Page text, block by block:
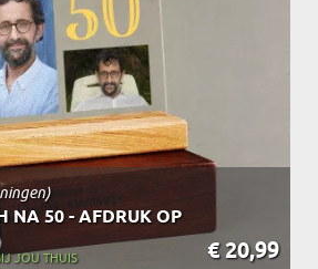
NA 50 - AFDRUK OP
€ 20,99
JOU THUIS